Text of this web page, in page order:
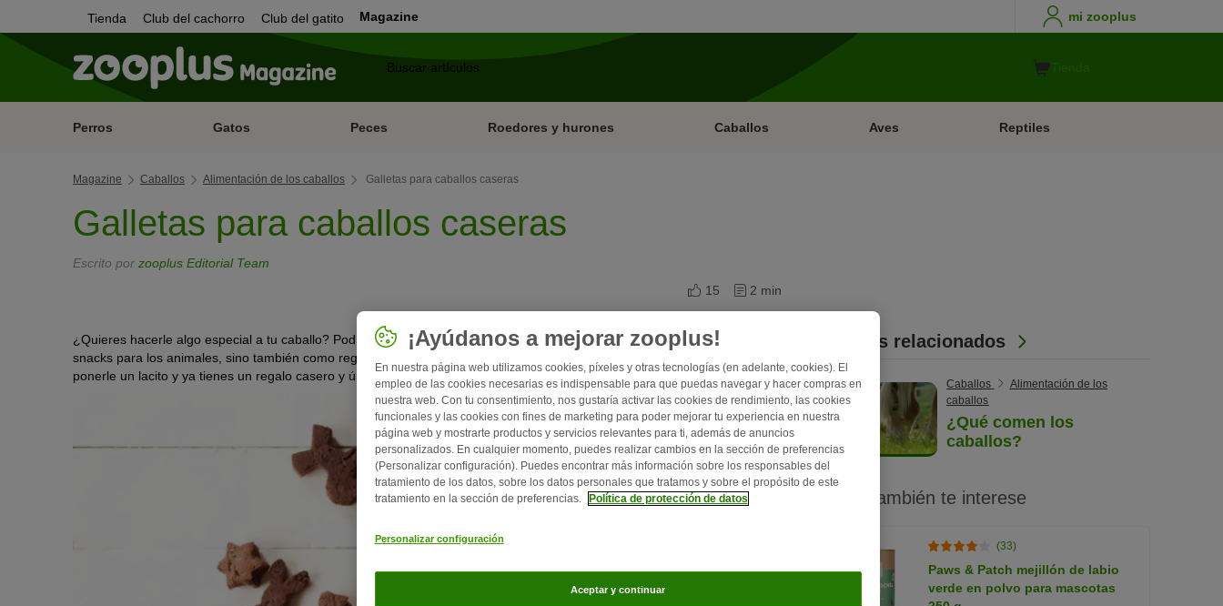
Tienda Club del cachorro Club del gatito Magazine mi zooplus
Perros Gatos Peces Roedores y hurones Caballos Aves Reptiles
Magazine Caballos Alimentación de los caballos Galletas para caballos caseras
Galletas para caballos caseras
Escrito por zooplus Editorial Team
15
2 min
¿Quieres hacerle algo especial a tu caballo? Podrías hacer unas galletas para caballos caseras. No solo son ideales como
snacks para los animales, sino también como regalo para los amantes de los caballos. Solo tienes que llenar un tarro,
ponerle un lacito y ya tienes un regalo casero y único. Seguro que, con nuestra receta, tus galletas serán todo un éxito.
Artículos relacionados
Caballos
Alimentación de los
caballos
¿Qué comen los
caballos?
Quizás también te interese
(33)
Paws & Patch mejillón de labio
verde en polvo para mascotas
¡Ayúdanos a mejorar zooplus!
En nuestra página web utilizamos cookies, píxeles y otras tecnologías (en adelante, cookies). El
empleo de las cookies necesarias es indispensable para que puedas navegar y hacer compras en
nuestra web. Con tu consentimiento, nos gustaría activar las cookies de rendimiento, las cookies
funcionales y las cookies con fines de marketing para poder mejorar tu experiencia en nuestra
página web y mostrarte productos y servicios relevantes para ti, además de anuncios
personalizados. En cualquier momento, puedes realizar cambios en la sección de preferencias
(Personalizar configuración). Puedes encontrar más información sobre los responsables del
tratamiento de los datos, sobre los datos personales que tratamos y sobre el propósito de este
tratamiento en la sección de preferencias.
Política de protección de datos
Personalizar configuración
Aceptar y continuar